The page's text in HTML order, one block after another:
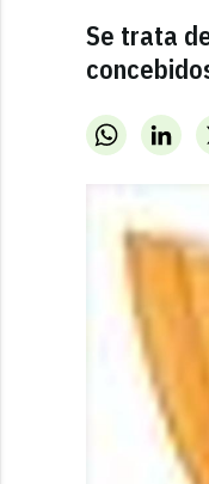
Se trata
WhatsApp